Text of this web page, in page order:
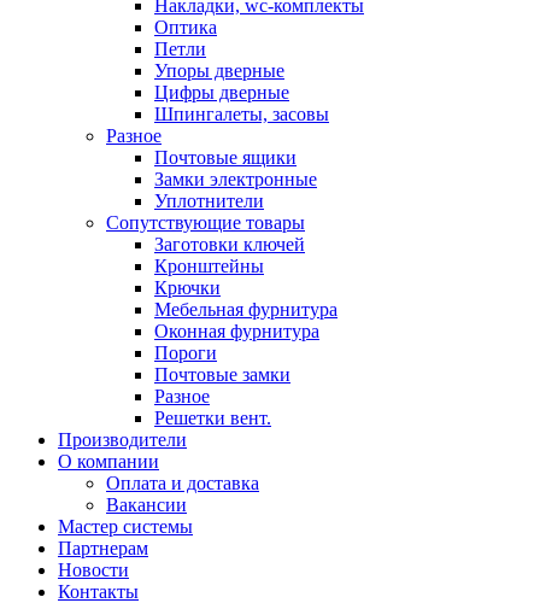
Накладки, wc-комплекты
Оптика
Петли
Упоры дверные
Цифры дверные
Шпингалеты, засовы
Разное
Почтовые ящики
Замки электронные
Уплотнители
Сопутствующие товары
Заготовки ключей
Кронштейны
Крючки
Мебельная фурнитура
Оконная фурнитура
Пороги
Почтовые замки
Разное
Решетки вент.
Производители
О компании
Оплата и доставка
Вакансии
Мастер системы
Партнерам
Новости
Контакты